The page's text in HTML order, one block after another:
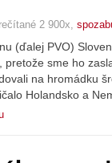
2 900x,
(ďalej PVO)
pretože sme ho
na hromádku
Holandsko a